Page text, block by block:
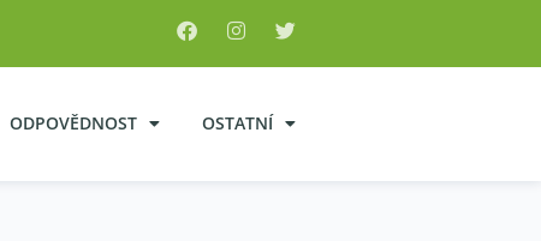
ODPOVĚDNOST OSTATNÍ